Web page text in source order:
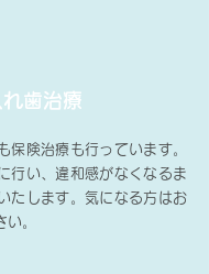
れ歯治療
保険治療も行っています。
行い、違和感がなくなるま
たします。気になる方はお
。